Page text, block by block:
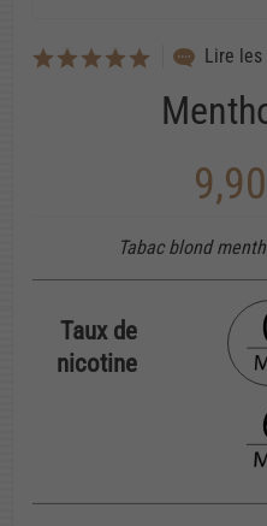
Lire les
Tabac blond
Taux de
nicotine